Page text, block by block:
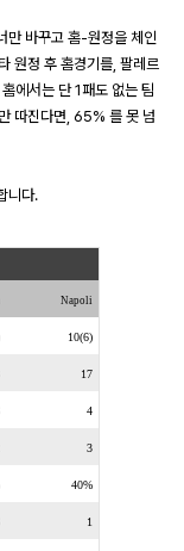
만 바꾸고 홈-원정을 체인
원정 후 홈경기를 팔레르
에서는 단1패도 없는 팀
따진다면 , 65% 를 못 넘
니다.
Napoli
10(6)
17
4
3
40%
1